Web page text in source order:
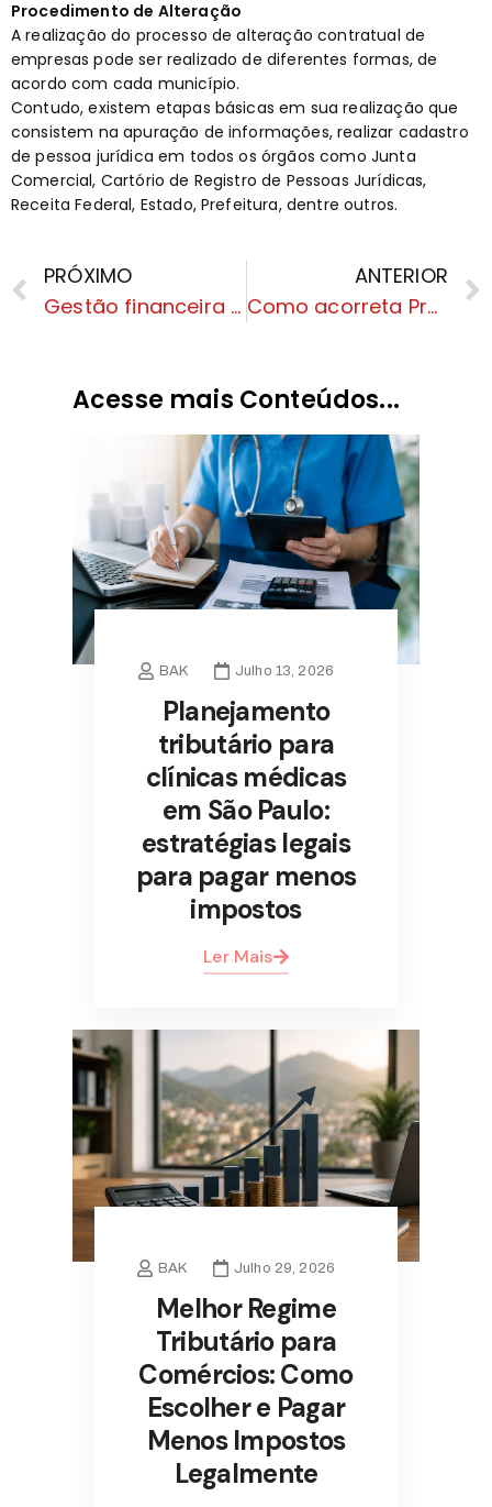
Procedimento de Alteração
A realização do processo de alteração contratual de
empresas pode ser realizado de diferentes formas, de
acordo com cada município.
Contudo, existem etapas básicas em sua realização que
consistem na apuração de informações, realizar cadastro
de pessoa jurídica em todos os órgãos como Junta
Comercial, Cartório de Registro de Pessoas Jurídicas,
Receita Federal, Estado, Prefeitura, dentre outros.
PRÓXIMO
Gestão financeira escolar: Entenda os benefícios da terceirização financeira
ANTERIOR
Como acorreta Precificação auxilia na Redução dos Impostos de Bares e Restaurante
Acesse mais Conteúdos...
BAK Julho 13, 2026
Planejamento
tributário para
clínicas médicas
em São Paulo:
estratégias legais
para pagar menos
impostos
Ler Mais
BAK Julho 29, 2026
Melhor Regime
Tributário para
Comércios: Como
Escolher e Pagar
Menos Impostos
Legalmente